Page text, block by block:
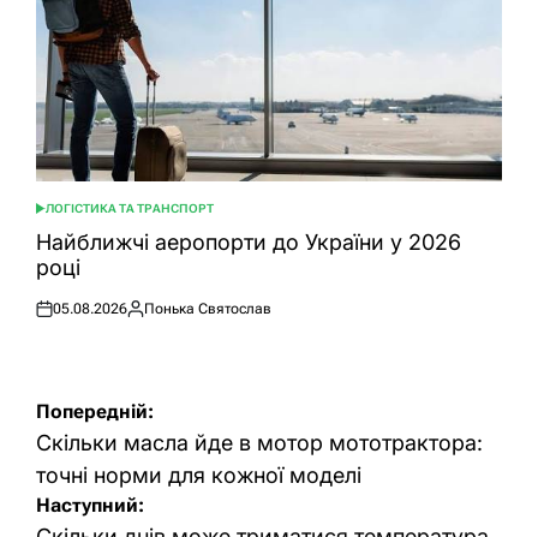
ОПУБЛІКУВАТИ
У
ЛОГІСТИКА ТА ТРАНСПОРТ
Найближчі аеропорти до України у 2026
році
Оприлюднено
05.08.2026
Опубліковано
Понька Святослав
Навігація
записів
Попередній:
Скільки масла йде в мотор мототрактора:
точні норми для кожної моделі
Наступний: